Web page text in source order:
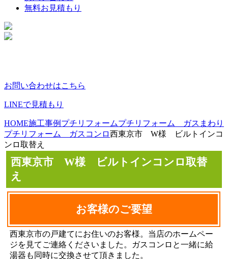
無料お見積もり
お問い合わせはこちら
LINEで見積もり
HOME施工事例 プチリフォームプチリフォーム ガスまわり
プチリフォーム ガスコンロ西東京市 W様 ビルトインコ
ンロ取替え
西東京市 W様 ビルトインコンロ取替
え
お客様のご要望
西東京市の戸建てにお住いのお客様。当店のホームペー
ジを見てご連絡くださいました。ガスコンロと一緒に給
湯器も同時に交換させて頂きました。